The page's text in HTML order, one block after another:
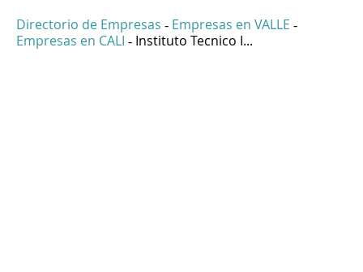
Directorio de Empresas - Empresas en VALLE -
Empresas en CALI - Instituto Tecnico I...